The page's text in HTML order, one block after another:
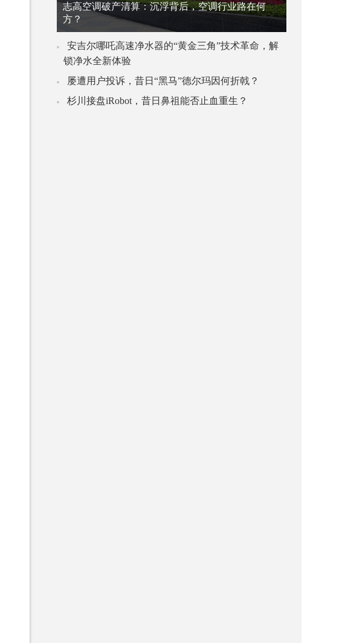
志高空调破产清算：沉浮背后，空调行业路在何
方？
安吉尔哪吒高速净水器的“黄金三角”技术革命，解
锁净水全新体验
屡遭用户投诉，昔日“黑马”德尔玛因何折戟？
杉川接盘iRobot，昔日鼻祖能否止血重生？